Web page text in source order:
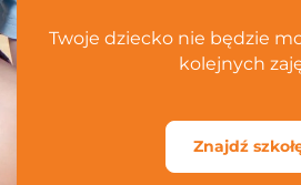
Twoje dziecko nie będzie
kolejnych
Znajdź